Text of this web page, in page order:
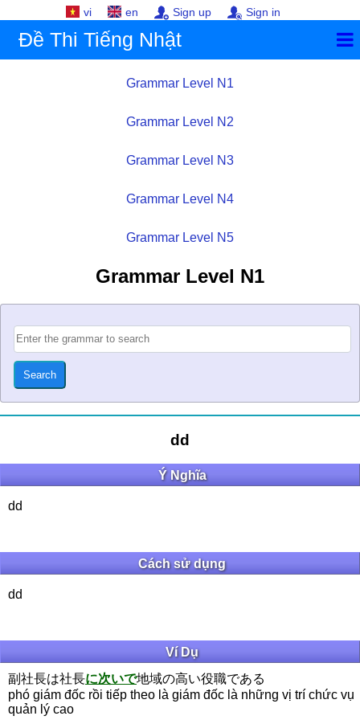
vi en Sign up Sign in
Đề Thi Tiếng Nhật
Grammar Level N1
Grammar Level N2
Grammar Level N3
Grammar Level N4
Grammar Level N5
Grammar Level N1
dd
Ý Nghĩa
dd
Cách sử dụng
dd
Ví Dụ
副社長は社長に次いで地域の高い役職である
phó giám đốc rồi tiếp theo là giám đốc là những vị trí chức vụ
quản lý cao